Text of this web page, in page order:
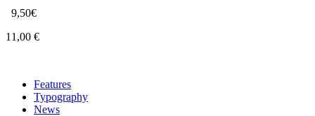
9,50€
11,00 €
Features
Typography
News